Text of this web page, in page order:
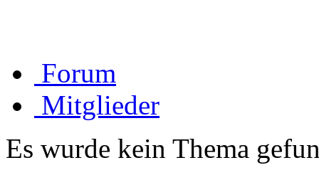
Forum
Mitglieder
Es wurde kein Thema